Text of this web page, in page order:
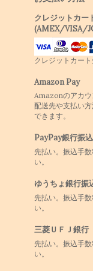
クレジットカー
(AMEX/VISA/
クレジットカート
Amazon Pay
Amazonのアカウ
配送先や支払い
できます。
PayPay銀行振込
先払い。振込手
い。
ゆうちょ銀行振
先払い。振込手
い。
三菱ＵＦＪ銀行
先払い。振込手
い。